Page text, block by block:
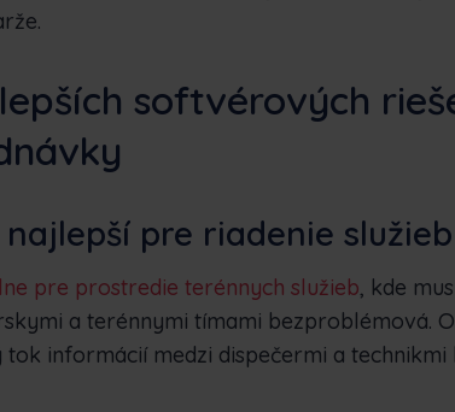
softvérových
najlepší pre riadenie
pre prostredie terénnych služieb, kde
a terénnymi tímami bezproblémová.
informácií medzi dispečermi a technikmi